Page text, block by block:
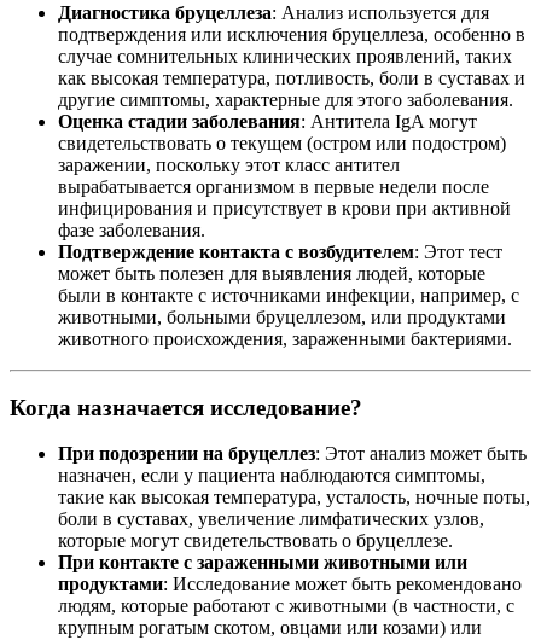
Диагностика бруцеллеза: Анализ используется для
подтверждения или исключения бруцеллеза, особенно в
случае сомнительных клинических проявлений, таких
как высокая температура, потливость, боли в суставах и
другие симптомы, характерные для этого заболевания.
Оценка стадии заболевания: Антитела IgA могут
свидетельствовать о текущем (остром или подостром)
заражении, поскольку этот класс антител
вырабатывается организмом в первые недели после
инфицирования и присутствует в крови при активной
фазе заболевания.
Подтверждение контакта с возбудителем: Этот тест
может быть полезен для выявления людей, которые
были в контакте с источниками инфекции, например, с
животными, больными бруцеллезом, или продуктами
животного происхождения, зараженными бактериями.
Когда назначается исследование?
При подозрении на бруцеллез: Этот анализ может быть
назначен, если у пациента наблюдаются симптомы,
такие как высокая температура, усталость, ночные поты,
боли в суставах, увеличение лимфатических узлов,
которые могут свидетельствовать о бруцеллезе.
При контакте с зараженными животными или
продуктами: Исследование может быть рекомендовано
людям, которые работают с животными (в частности, с
крупным рогатым скотом, овцами или козами) или